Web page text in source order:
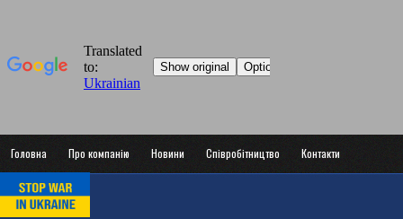
Головна Про компанію Новини Співробітництво Контакти